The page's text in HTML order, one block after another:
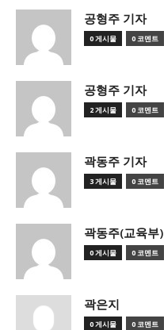
공형주 기자
0 게시물 0 코멘트
공형주 기자
2 게시물 0 코멘트
곽동주 기자
3 게시물 0 코멘트
곽동주(교육부)
0 게시물 0 코멘트
곽은지
0 게시물 0 코멘트